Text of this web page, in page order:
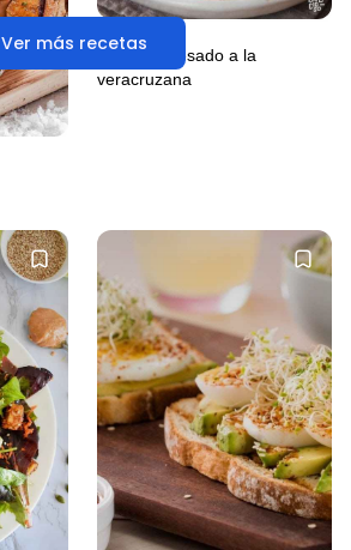
Ver más recetasFilete de pesado a la
veracruzana